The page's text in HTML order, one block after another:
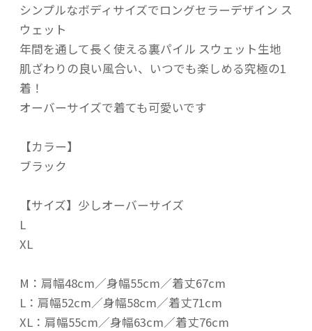
シンプルなボディサイズでロングセラーデザイン ス
ウェット
年間を通して長く使える裏パイル スウェット生地
肌ざわりの良い風合い、いつでも楽しめる究極の1
着！
オーバーサイズで着ても可愛いです
【カラー】
ブラック
【サイズ】少しオーバーサイズ
L
XL
M：肩幅48cm／身幅55cm／着丈67cm
L：肩幅52cm／身幅58cm／着丈71cm
XL：肩幅55cm／身幅63cm／着丈76cm